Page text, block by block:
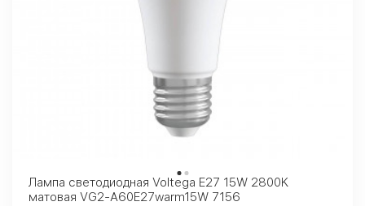
Лампа светодиодная Voltega E27 15W 2800K
матовая VG2-A60E27warm15W 7156